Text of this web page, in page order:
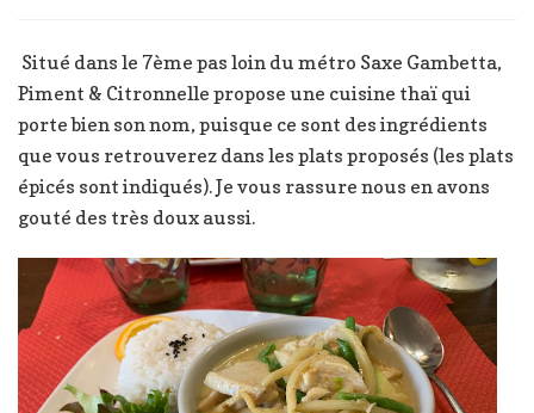
Citronnelle
restaurant
thaïlandais
,
Lyon
Situé dans le 7ème pas loin du métro Saxe Gambetta,
Piment & Citronnelle propose une cuisine thaï qui
porte bien son nom, puisque ce sont des ingrédients
que vous retrouverez dans les plats proposés (les plats
épicés sont indiqués). Je vous rassure nous en avons
gouté des très doux aussi.